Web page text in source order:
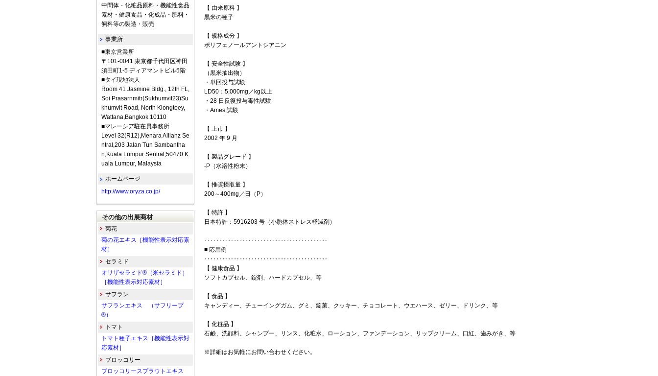
【 由来原料 】
黒米の種子
【 規格成分 】
ポリフェノールアントシアニン
【 安全性試験 】
（黒米抽出物）
・単回投与試験
LD50：5,000mg／kg以上
・28 日反復投与毒性試験
・Ames 試験
【 上市 】
2002 年 9 月
【 製品グレード 】
-P（水溶性粉末）
【 推奨摂取量 】
200～400mg／日（P）
【 特許 】
日本特許：5916203 号（小胞体ストレス軽減剤）
‥‥‥‥‥‥‥‥‥‥‥‥‥‥‥‥‥‥‥‥‥
■ 応用例
‥‥‥‥‥‥‥‥‥‥‥‥‥‥‥‥‥‥‥‥‥
【 健康食品 】
ソフトカプセル、錠剤、ハードカプセル、等
【 食品 】
キャンディー、チューイングガム、グミ、錠菓、クッキー、チョコレート、ウエハース、ゼリー、ドリンク、等
【 化粧品 】
石鹸、洗顔料、シャンプー、リンス、化粧水、ローション、ファンデーション、リップクリーム、口紅、歯みがき、等
※詳細はお気軽にお問い合わせください。
中間体・化粧品原料・機能性食品
素材・健康食品・化成品・肥料・
飼料等の製造・販売
事業所
■東京営業所
〒101-0041 東京都千代田区神田
須田町1-5 ディアマントビル5階
■タイ現地法人
Room 41 Jasmine Bldg., 12th FL,
Soi Prasarnmitr(Sukhumvit23)Su
khumvit Road, North Klongtoey,
Wattana,Bangkok 10110
■マレーシア駐在員事務所
Level 32(R12),Menara Allianz Se
ntral,203 Jalan Tun Sambantha
n,Kuala Lumpur Sentral,50470 K
uala Lumpur, Malaysia
ホームページ
http://www.oryza.co.jp/
その他の出展商材
菊花
菊の花エキス［機能性表示対応素
材］
セラミド
オリザセラミド®（米セラミド）
［機能性表示対応素材］
サフラン
サフランエキス （サフリープ
®）
トマト
トマト種子エキス［機能性表示対
応素材］
ブロッコリー
ブロッコリースプラウトエキス